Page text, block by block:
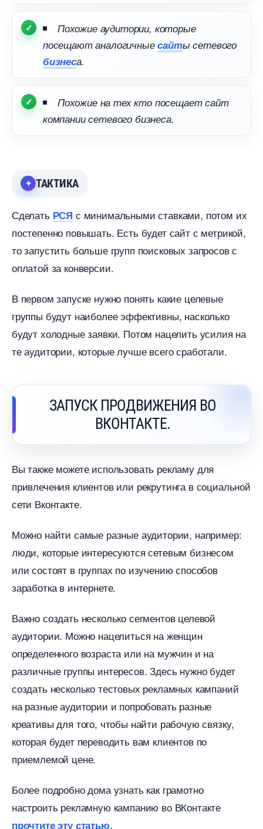
Похожие аудитории, которые
посещают аналогичныесайты сетевого
изнеса.
Похожие на тех кто посещает сайт
компании сетевого бизнеса.
ТАКТИКА
Сделать РСЯ с минимальными ставками, потом их
постепенно повышать. Есть будет сайт с метрикой,
то запустить больше групп поисковых запросов с
оплатой за конверсии.
первом запуске нужно понять какие целевые
руппы будут наиболее эффективны, насколько
удут холодные заявки. Потом нацелить усилия на
те аудитории, которые лучше всего сработали.
ЗАПУСК ПРОДВИЖЕНИЯ ВО
КОНТАКТЕ.
ы также можете использовать рекламу для
привлечения клиентов или рекрутинга в социальной
сети Вконтакте.
Можно найти самые разные аудитории, например:
люди, которые интересуются сетевым бизнесом
или состоят в группах по изучению способо
заработка в интернете.
ажно создать несколько сегментов целевой
аудитории. Можно нацелиться на женщин
определенного возраста или на мужчин и на
различные группы интересов. Здесь нужно будет
создать несколько тестовых рекламных кампаний
на разные аудитории и попробовать разные
креативы для того, чтобы найти рабочую связку,
которая будет переводить вам клиентов по
приемлемой цене.
Более подробно дома узнать как грамотно
настроить рекламную кампанию во ВКонтакте
прочтите эту статью.